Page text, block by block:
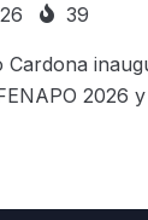
39
Cardona
2026